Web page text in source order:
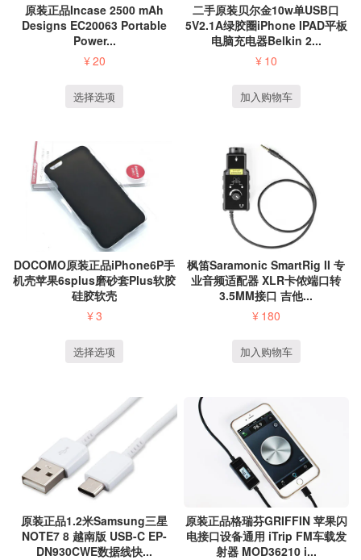
原装正品Incase 2500 mAh
Designs EC20063 Portable
Power...
¥20
选择选项
二手原装贝尔金10w单USB口
5V2.1A绿胶圈iPhone IPAD平板
电脑充电器Belkin 2...
¥ 10
加入购物车
DOCOMO原装正品iPhone6P手
机壳苹果6splus磨砂套Plus软胶
硅胶软壳
¥3
选择选项
枫笛Saramonic SmartRig II 专
业音频适配器 XLR卡侬端口转
3.5MM接口 吉他...
¥ 180
加入购物车
原装正品1.2米Samsung三星
NOTE7 8 越南版 USB-C EP-
DN930CWE数据线快...
原装正品格瑞芬GRIFFIN 苹果闪
电接口设备通用 iTrip FM车载发
射器 MOD36210 i...